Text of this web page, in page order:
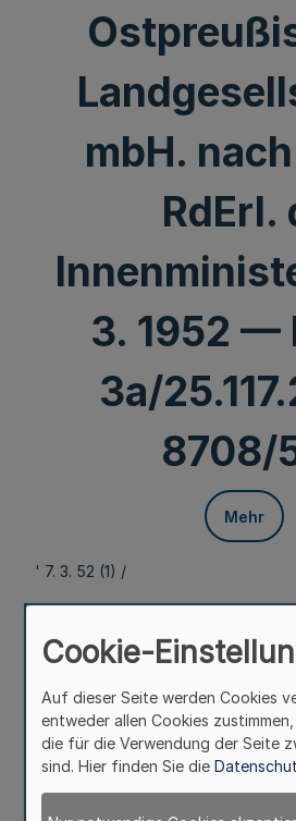
mbH. nach
RdErl.
3. 1952 —
3a/
8708/
Mehr
' 7. 3. 52 (1) /
236. Ergänzung - SMBL NW. -
Nr. 20 einschl.)
Rechtsstellung von
Ostpreußischen
RdErl. d. Innenministers v. 7.
3a/25.117.24 —
Cookie-
Auf dieser Seite werden Cookies
entweder allen Cookies
die für die Verwendung der Seite
sind. Hier finden Sie die